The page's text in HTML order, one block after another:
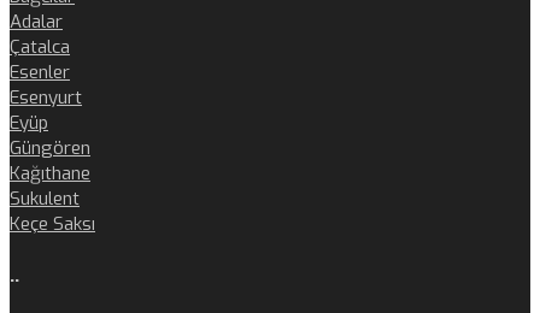
Adalar
Çatalca
Esenler
Esenyurt
Eyüp
Güngören
Kağıthane
Sukulent
Keçe Saksı
..